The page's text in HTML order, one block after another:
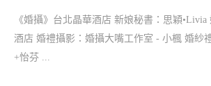
《婚攝》台北晶華酒店 新娘秘書：思穎
酒店 婚禮攝影：婚攝大嘴工作室 - 小楓 婚紗
+怡芬 ...